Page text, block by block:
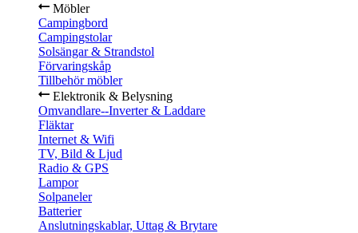
Möbler
Campingbord
Campingstolar
Solsängar & Strandstol
Förvaringskåp
Tillbehör möbler
Elektronik & Belysning
Omvandlare--Inverter & Laddare
Fläktar
Internet & Wifi
TV, Bild & Ljud
Radio & GPS
Lampor
Solpaneler
Batterier
Anslutningskablar, Uttag & Brytare